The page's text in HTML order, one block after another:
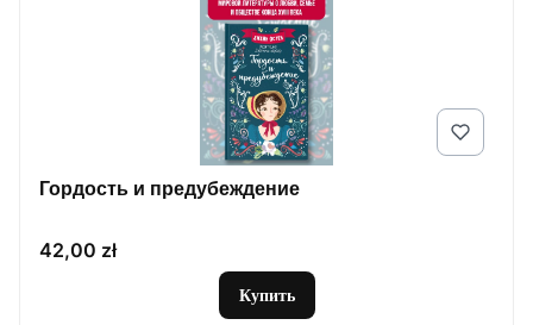
Гордость и предубеждение
Цена
42,00 zł
Купить